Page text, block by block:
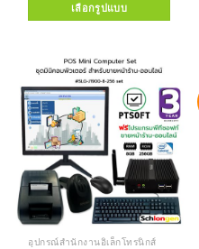
เลือกรูปแบบ
อุปกรณ์สำนักงานอิเล็กโทรนิกส์